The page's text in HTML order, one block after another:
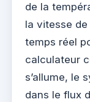
de la
la vitesse de
temps réel
calculateur
s’allume, le
dans le flux